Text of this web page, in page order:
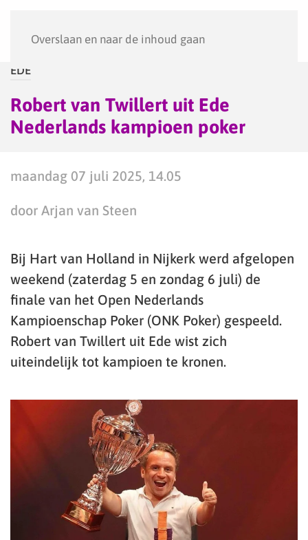
Overslaan en naar de inhoud gaan
EDE
Robert van Twillert uit Ede
Nederlands kampioen poker
maandag 07 juli 2025, 14.05
door Arjan van Steen
Bij Hart van Holland in Nijkerk werd afgelopen
weekend (zaterdag 5 en zondag 6 juli) de
finale van het Open Nederlands
Kampioenschap Poker (ONK Poker) gespeeld.
Robert van Twillert uit Ede wist zich
uiteindelijk tot kampioen te kronen.